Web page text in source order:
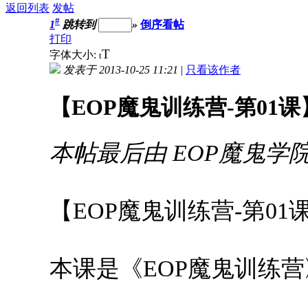
返回列表 发帖
1# 跳转到 » 倒序看帖
打印
字体大小: tT
发表于 2013-10-25 11:21 | 只看该作者
【EOP魔鬼训练营-第01
本帖最后由 EOP魔鬼学
【EOP魔鬼训练营-第
本课是《EOP魔鬼训练